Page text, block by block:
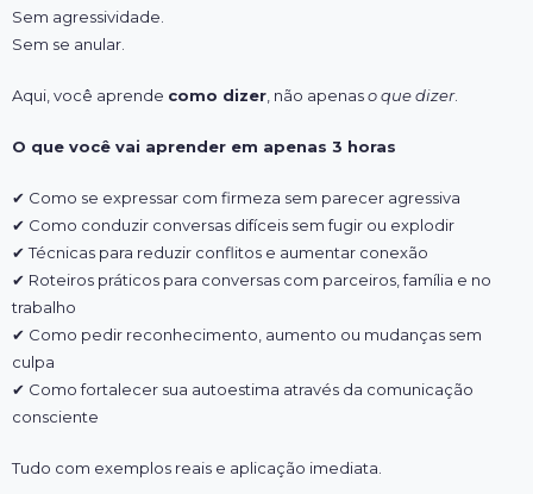
Sem agressividade.
Sem se anular.
Aqui, você aprende como dizer, não apenaso que dizer.
O que você vai aprender em apenas 3 horas
✔ Como se expressar com firmeza sem parecer agressiva
✔ Como conduzir conversas difíceis sem fugir ou explodir
✔ Técnicas para reduzir conflitos e aumentar conexão
✔ Roteiros práticos para conversas com parceiros, família e no
trabalho
✔ Como pedir reconhecimento, aumento ou mudanças sem
culpa
✔ Como fortalecer sua autoestima através da comunicação
consciente
Tudo com exemplos reais e aplicação imediata.